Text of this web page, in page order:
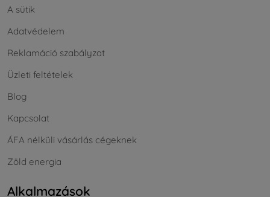
A sütik
Adatvédelem
Reklamáció szabályzat
Üzleti feltételek
Blog
Kapcsolat
ÁFA nélküli vásárlás cégeknek
Zöld energia
Alkalmazások